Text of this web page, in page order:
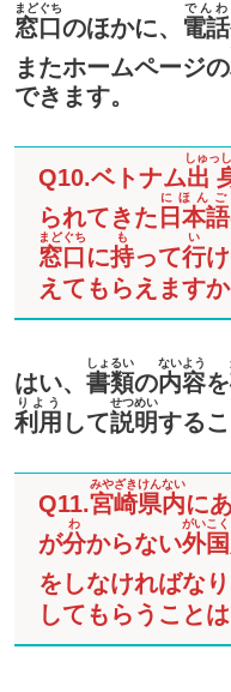
窓口
まどぐち
のほかに、 電話
でんわ
またホームページの
できます。
Q10.ベトナム出
しゅっ
られてきた 日本語
にほんご
窓口
まどぐち
に持
も
って行
い
け
えてもらえますか
はい、 書類
しょるい
の内容
ないよう
を
利用
りよう
して説明
せつめい
する
Q11.宮崎
みやざき
県内
けんない
に
が分
わ
からない外国
がいこく
をしなければなり
してもらうこと